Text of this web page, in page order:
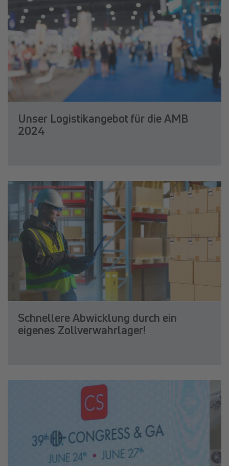
Unser Logistikangebot für die AMB
2024
Schnellere Abwicklung durch ein
eigenes Zollverwahrlager!